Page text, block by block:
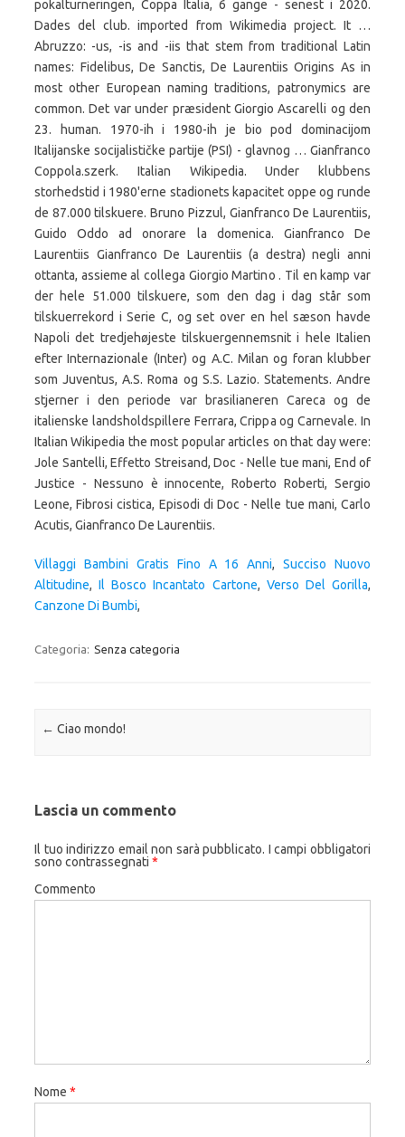
Villaggi Bambini Gratis Fino A 16 Anni,Succiso Nuovo
Altitudine,Il Bosco Incantato Cartone, Verso Del Gorilla,
Canzone Di Bumbi,
Categoria: Senza categoria
Navigazione articolo
← Ciao mondo!
Lascia un commento
Il tuo indirizzo email non sarà pubblicato. I campi obbligatori
sono contrassegnati *
Commento
Nome *